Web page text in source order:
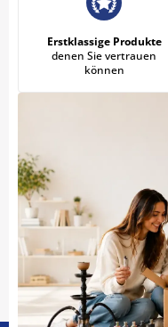
Erstklassige Produkte
denen Sie vertrauen
können